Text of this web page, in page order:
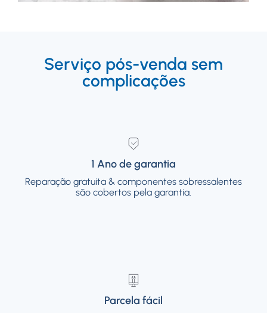
Serviço pós-venda sem
complicações
1 Ano de garantia
Reparação gratuita & componentes sobressalentes
são cobertos pela garantia.
1 Ano de garantia
Reparação gratuita & componentes
sobressalentes são cobertos pela garantia.
Parcela fácil
Parcela fácil